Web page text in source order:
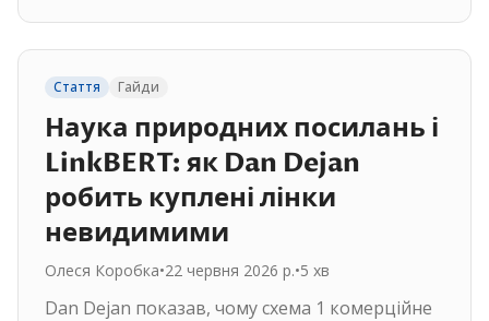
Стаття Гайди
Наука природних посилань і
LinkBERT: як Dan Dejan
робить куплені лінки
невидимими
Олеся Коробка•22 червня 2026 р.•5 хв
Dan Dejan показав, чому схема 1 комерційне